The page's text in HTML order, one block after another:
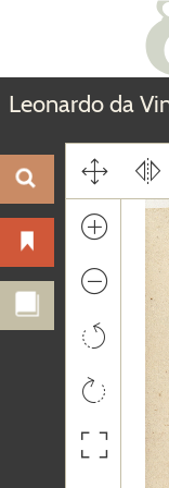
Skip
content
Leonardo da